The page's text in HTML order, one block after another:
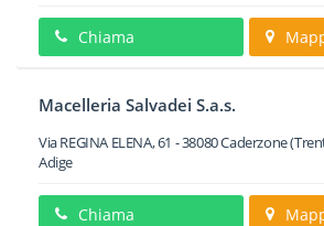
Chiama
Macelleria Salvadei S.a.s.
Via REGINA ELENA, 61 -38080Caderzone
Adige
Chiama